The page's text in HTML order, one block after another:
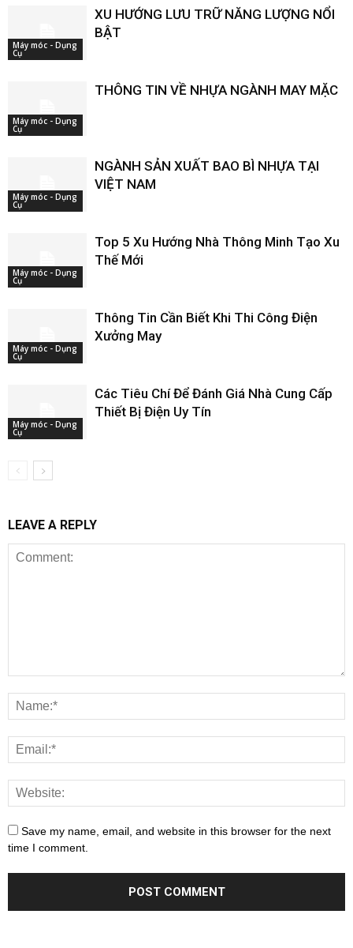
Máy móc - Dụng
Cụ
XU HƯỚNG LƯU TRỮ NĂNG LƯỢNG NỔI
BẬT
Máy móc - Dụng
Cụ
THÔNG TIN VỀ NHỰA NGÀNH MAY MẶC
Máy móc - Dụng
Cụ
NGÀNH SẢN XUẤT BAO BÌ NHỰA TẠI
VIỆT NAM
Máy móc - Dụng
Cụ
Top 5 Xu Hướng Nhà Thông Minh Tạo Xu
Thế Mới
Máy móc - Dụng
Cụ
Thông Tin Cần Biết Khi Thi Công Điện
Xưởng May
Máy móc - Dụng
Cụ
Các Tiêu Chí Để Đánh Giá Nhà Cung Cấp
Thiết Bị Điện Uy Tín
LEAVE A REPLY
Save my name, email, and website in this browser for the next
time I comment.